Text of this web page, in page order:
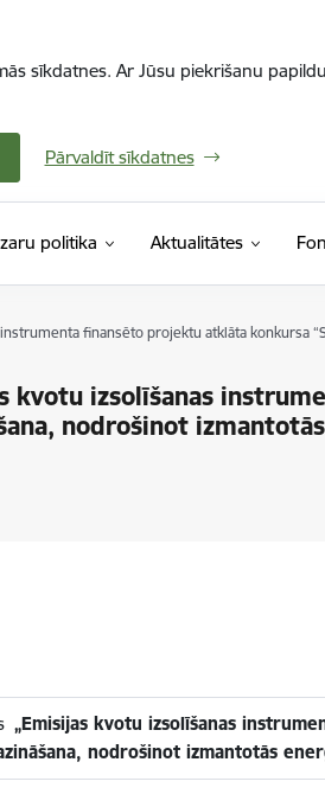
sīkdatnes. Ar Jūsu piekrišanu
Pārvaldīt sīkdatnes
politika Aktualitātes
finansēto projektu atklāta
kvotu izsolīšanas
nodrošinot
„Emisijas kvotu izsolīšanas
nodrošinot izmantotās